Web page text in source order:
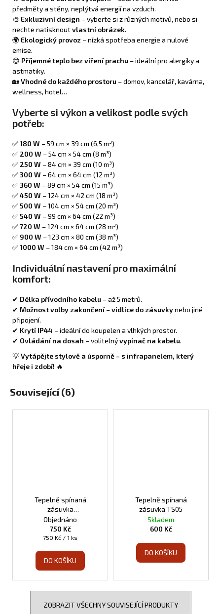
předměty a stěny, neplýtvá energií na vzduch.
🎨 Exkluzivní design – vyberte si z různých motivů, nebo si
nechte natisknoutvlastní obrázek.
🌍 Ekologický provoz – nízká spotřeba energie a nulové
emise.
😌 Příjemné teplo bez víření prachu – ideální pro alergiky a
astmatiky.
🏡Vhodné do každého prostoru – domov, kancelář, kavárna,
wellness, hotel…
Vyberte si výkon a velikost podle svých
potřeb:
✅180 W – 59 cm × 39 cm (6,5 m³)
✅ 200 W – 54 cm × 54 cm (8 m³)
✅ 250 W – 84 cm × 39 cm (10 m³)
✅300 W – 64 cm × 64 cm (12 m³)
✅360 W – 89 cm × 54 cm (15 m³)
✅450 W – 124 cm × 42 cm (18 m³)
✅500 W – 104 cm × 54 cm (20 m³)
✅540 W – 99 cm × 64 cm (22 m³)
✅720 W – 124 cm × 64 cm (28 m³)
✅ 900 W – 123 cm × 80 cm (38 m³)
✅1000 W – 184 cm × 64 cm (42 m³)
Individuální nastavení pro maximální
komfort:
✔ Délka přívodního kabelu – až 5 metrů.
✔ Možnost volby zakončení –vidlice do zásuvkynebo jiné
připojení.
✔ Krytí IP44 – ideální do koupelen a vlhkých prostor.
✔ Ovládání na dosah – volitelnývypínač na kabelu.
💡Vytápějte stylově a úsporně – s infrapanelem, který
hřeje i zdobí! 🔥
Související (6)
Tepelně spínaná
zásuvka
programovatelná TS10
Objednáno
750 Kč
Měrná
750 Kč / 1 ks
DO KOŠÍKU
Tepelně spínaná
zásuvka TS05
Skladem
600 Kč
DO KOŠÍKU
ZOBRAZIT VŠECHNY SOUVISEJÍCÍ PRODUKTY